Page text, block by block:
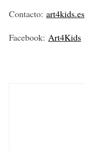
Contacto: art4kids.es
Facebook: Art4Kids